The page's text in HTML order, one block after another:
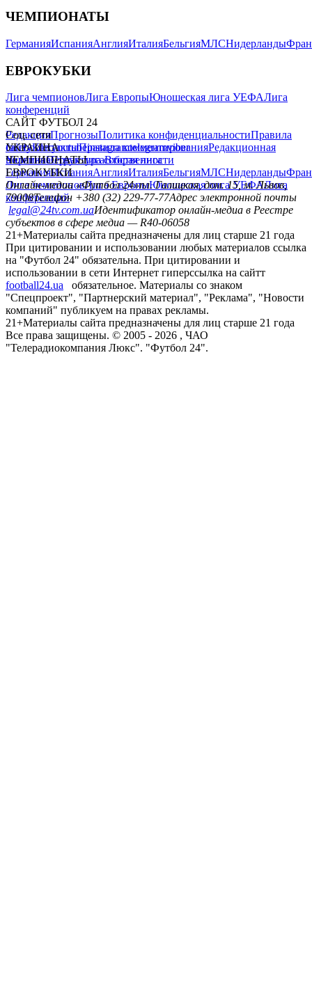
ЧЕМПИОНАТЫ
ГерманияИспанияАнглияИталияБельгияМЛСНидерланды
ЕВРОКУБКИ
Лига чемпионовЛига ЕвропыЮношеская лига УЕФАЛига
конференций
САЙТ ФУТБОЛ 24
РедакцияПрогнозыПолитика конфиденциальностиПравила
сайтуКонтактыПравила комментированияРедакционная
политикаСтруктура собственности
Соц. сети
facebookxyoutubeinstagramtelegramviber
УКРАИНА
УкраинаПервая лигаВторая лига
ЧЕМПИОНАТЫ
ГерманияИспанияАнглияИталияБельгияМЛСНидерланды
ЕВРОКУБКИ
Лига чемпионовЛига ЕвропыЮношеская лига УЕФАЛига
конференций
Онлайн-медиа «Футбол 24»пл. Галицкая, дом. 15, м. Львов,
79008Телефон +380 (32) 229-77-77Адрес электронной почты
legal@24tv.com.uaИдентификатор онлайн-медиа в Реестре
субъектов в сфере медиа — R40-06058
21+Материалы сайта предназначены для лиц старше 21 года
При цитировании и использовании любых материалов ссылка
на "Футбол 24" обязательна. При цитировании и
использовании в сети Интернет гиперссылка на сайтт
football24.ua
обязательное. Материалы со знаком
"Спецпроект", "Партнерский материал", "Реклама", "Новости
компаний" публикуем на правах рекламы.
21+Материалы сайта предназначены для лиц старше 21 года
Все права защищены. © 2005 - 2026 , ЧАО
"Телерадиокомпания Люкс". "Футбол 24".